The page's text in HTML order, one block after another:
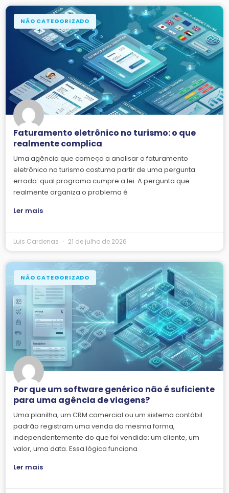
NÃO CATEGORIZADO
Faturamento eletrônico no turismo: o que
realmente complica
Uma agência que começa a analisar o faturamento
eletrônico no turismo costuma partir de uma pergunta
errada: qual programa cumpre a lei. A pergunta que
realmente organiza o problema é
Ler mais
Luis Cardenas 21 de julho de 2026
NÃO CATEGORIZADO
Por que um software genérico não é suficiente
para uma agência de viagens?
Uma planilha, um CRM comercial ou um sistema contábil
padrão registram uma venda da mesma forma,
independentemente do que foi vendido: um cliente, um
valor, uma data. Essa lógica funciona
Ler mais